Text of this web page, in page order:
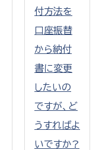
付方法を
口座振替
から納付
書に変更
したいの
ですが、ど
うすればよ
いですか?